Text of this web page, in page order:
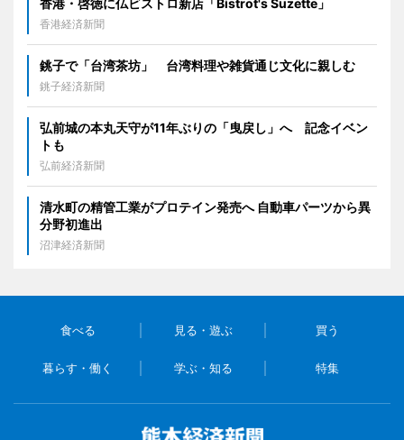
香港・啓徳に仏ビストロ新店「Bistrot's Suzette」
香港経済新聞
銚子で「台湾茶坊」 台湾料理や雑貨通じ文化に親しむ
銚子経済新聞
弘前城の本丸天守が11年ぶりの「曳戻し」へ 記念イベン
トも
弘前経済新聞
清水町の精管工業がプロテイン発売へ 自動車パーツから異
分野初進出
沼津経済新聞
食べる 見る・遊ぶ 買う
暮らす・働く 学ぶ・知る 特集